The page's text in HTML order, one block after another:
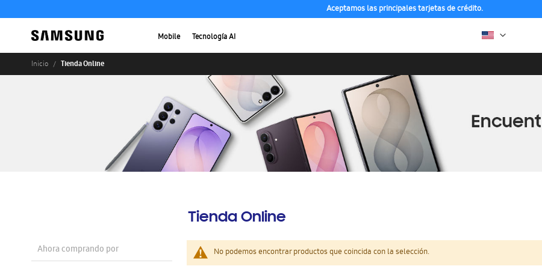
Aceptamos las principales tarjetas de crédito.
Mobile Tecnología AI
Inicio Tienda Online
Tienda Online
No podemos encontrar productos que coincida con la selección.
Ahora comprando por